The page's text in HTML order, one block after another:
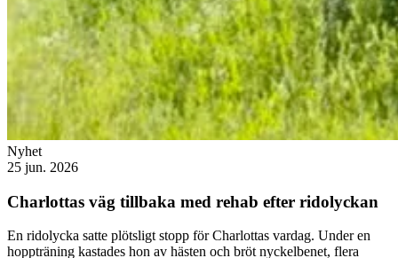
Nyhet
25 jun. 2026
Charlottas väg tillbaka med rehab efter ridolyckan
En ridolycka satte plötsligt stopp för Charlottas vardag. Under en
hoppträning kastades hon av hästen och bröt nyckelbenet, flera